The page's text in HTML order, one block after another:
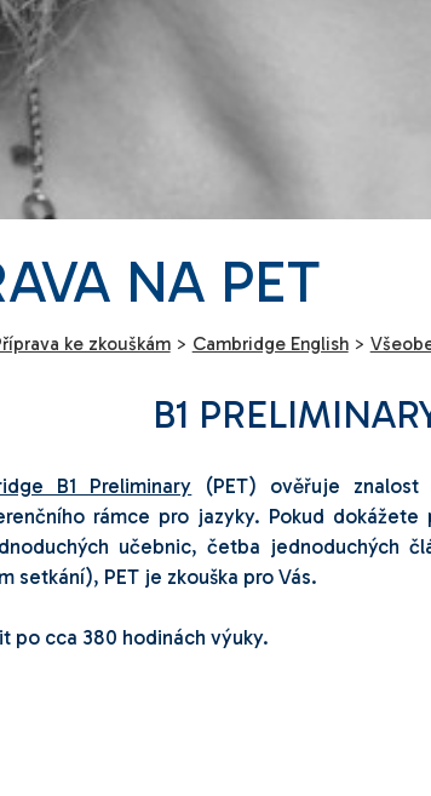
NA PET
ke zkouškám > Cambridge English >
B1
B1 Preliminary (PET) ověřuje
rámce pro jazyky. Pokud
učebnic, četba jednoduchých
setkání), PET je zkouška pro Vás.
po cca 380 hodinách výuky.